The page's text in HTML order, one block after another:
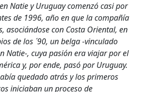
Natie y Uruguay comenzó casi por
de 1996, año en que la compañía
asociándose con Costa Oriental, en
de los ´90, un belga -vinculado
Natie-, cuya pasión era viajar por el
y, por ende, pasó por Uruguay.
quedado atrás y los primeros
iniciaban un proceso de